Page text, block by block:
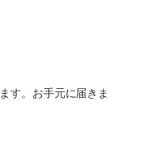
す。お手元に届きま